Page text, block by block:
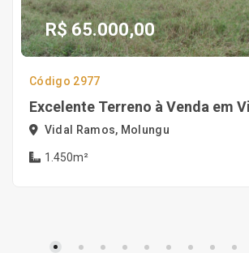
R$ 65.000,00
Código 2977
Excelente Terreno à Venda em
Vidal Ramos, Molungu
1.450m²